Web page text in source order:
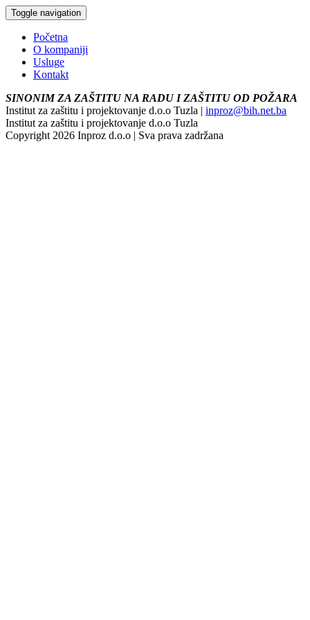
Toggle navigation
Početna
O kompaniji
Usluge
Kontakt
SINONIM ZA ZAŠTITU NA RADU I ZAŠTITU OD POŽARA
Institut za zaštitu i projektovanje d.o.o Tuzla | inproz@bih.net.ba
Institut za zaštitu i projektovanje d.o.o Tuzla
Copyright 2026 Inproz d.o.o | Sva prava zadržana